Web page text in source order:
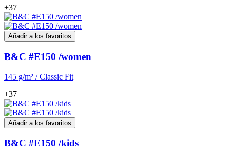
+37
Añadir a los favoritos
B&C #E150 /women
145 g/m² / Classic Fit
+37
Añadir a los favoritos
B&C #E150 /kids